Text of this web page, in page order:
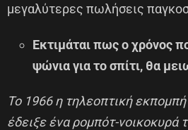
μεγαλύτερες πωλήσεις
Εκτιμάται πως ο χρόνος
ψώνια για το σπίτι, θα
Το 1966 η τηλεοπτική
έδειξε ένα ρομπότ-νοικοκυρά